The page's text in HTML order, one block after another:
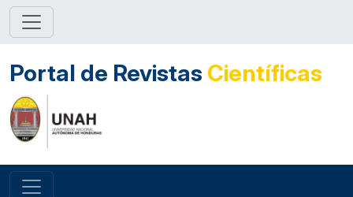
Portal de Revistas Científicas